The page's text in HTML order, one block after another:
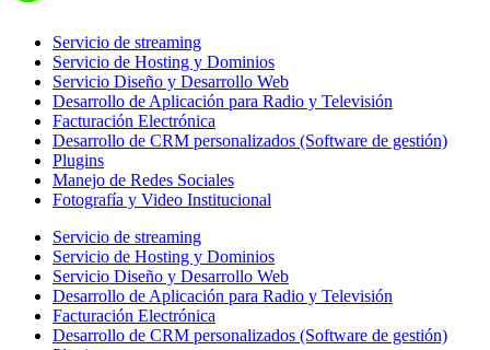
Servicio de streaming
Servicio de Hosting y Dominios
Servicio Diseño y Desarrollo Web
Desarrollo de Aplicación para Radio y Televisión
Facturación Electrónica
Desarrollo de CRM personalizados (Software de gestión)
Plugins
Manejo de Redes Sociales
Fotografía y Video Institucional
Servicio de streaming
Servicio de Hosting y Dominios
Servicio Diseño y Desarrollo Web
Desarrollo de Aplicación para Radio y Televisión
Facturación Electrónica
Desarrollo de CRM personalizados (Software de gestión)